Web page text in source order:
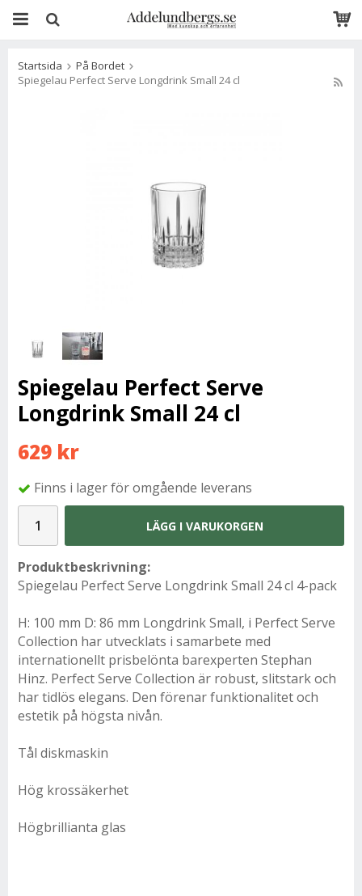
Startsida
På Bordet
Spiegelau Perfect Serve Longdrink Small 24 cl
Spiegelau Perfect Serve
Longdrink Small 24 cl
629 kr
Finns i lager för omgående leverans
LÄGG I VARUKORGEN
Produktbeskrivning:
Spiegelau Perfect Serve Longdrink Small 24 cl 4-pack
H: 100 mm D: 86 mm Longdrink Small, i Perfect Serve
Collection har utvecklats i samarbete med
internationellt prisbelönta barexperten Stephan
Hinz. Perfect Serve Collection är robust, slitstark och
har tidlös elegans. Den förenar funktionalitet och
estetik på högsta nivån.
Tål diskmaskin
Hög krossäkerhet
Högbrillianta glas